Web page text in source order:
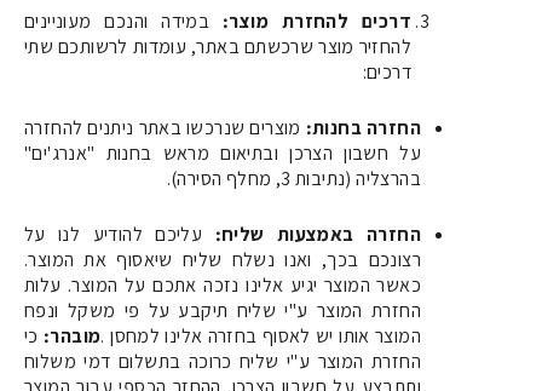
דרכים להחזרת מוצר: במידה והנכם מעוניינים
להחזיר מוצר שרכשתם באתר, עומדות לרשותכם שתי
דרכים:
החזרה בחנות: מוצרים שנרכשו באתר ניתנים להחזרה
על חשבון הצרכן ובתיאום מראש בחנות "אנרג'ים"
בהרצליה (נתיבות 3, מחלף הסירה)
.
החזרה באמצעות שליח:
עליכם להודיע לנו על
רצונכם בכך, ואנו נשלח שליח שיאסוף את המוצר.
כאשר המוצר יגיע אלינו נזכה אתכם על המוצר. עלות
החזרת המוצר ע"י שליח תיקבע על פי משקל ונפח
המוצר אותו יש לאסוף בחזרה אלינו למחסן.מובהר: כי
החזרת המוצר ע"י שליח כרוכה בתשלום דמי משלוח